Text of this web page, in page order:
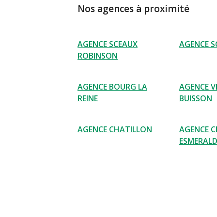
Nos agences à proximité
AGENCE SCEAUX
ROBINSON
AGENCE
AGENCE BOURG LA
REINE
AGENCE
BUISSON
AGENCE CHATILLON
AGENCE